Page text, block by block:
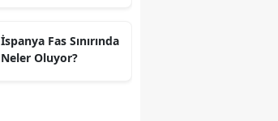
İspanya Fas Sınırında
Neler Oluyor?